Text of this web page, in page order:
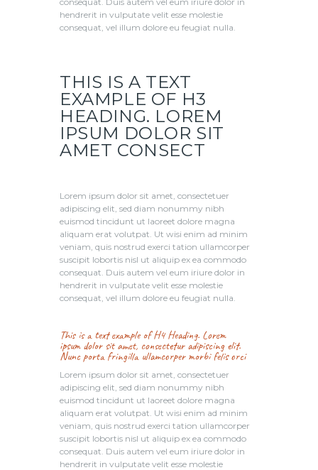
hendrerit in vulputate velit esse molestie
consequat, vel illum dolore eu feugiat nulla.
THIS IS A TEXT
EXAMPLE OF H3
HEADING. LOREM
IPSUM DOLOR SIT
AMET CONSECT
Lorem ipsum dolor sit amet, consectetuer
adipiscing elit, sed diam nonummy nibh
euismod tincidunt ut laoreet dolore magna
aliquam erat volutpat. Ut wisi enim ad minim
veniam, quis nostrud exerci tation ullamcorper
suscipit lobortis nisl ut aliquip ex ea commodo
consequat. Duis autem vel eum iriure dolor in
hendrerit in vulputate velit esse molestie
consequat, vel illum dolore eu feugiat nulla.
This is a text example of H4 Heading. Lorem
ipsum dolor sit amet, consectetur adipiscing elit.
Nunc porta fringilla ullamcorper morbi felis orci
Lorem ipsum dolor sit amet, consectetuer
adipiscing elit, sed diam nonummy nibh
euismod tincidunt ut laoreet dolore magna
aliquam erat volutpat. Ut wisi enim ad minim
veniam, quis nostrud exerci tation ullamcorper
suscipit lobortis nisl ut aliquip ex ea commodo
consequat. Duis autem vel eum iriure dolor in
hendrerit in vulputate velit esse molestie